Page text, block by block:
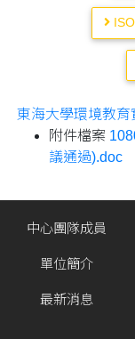
東海大學環境教
附件檔案
議通過).doc
中心團隊成員
單位簡介
最新消息